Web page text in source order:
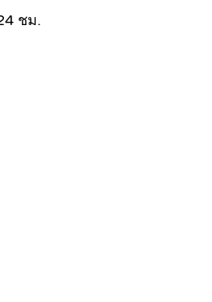
ชม.